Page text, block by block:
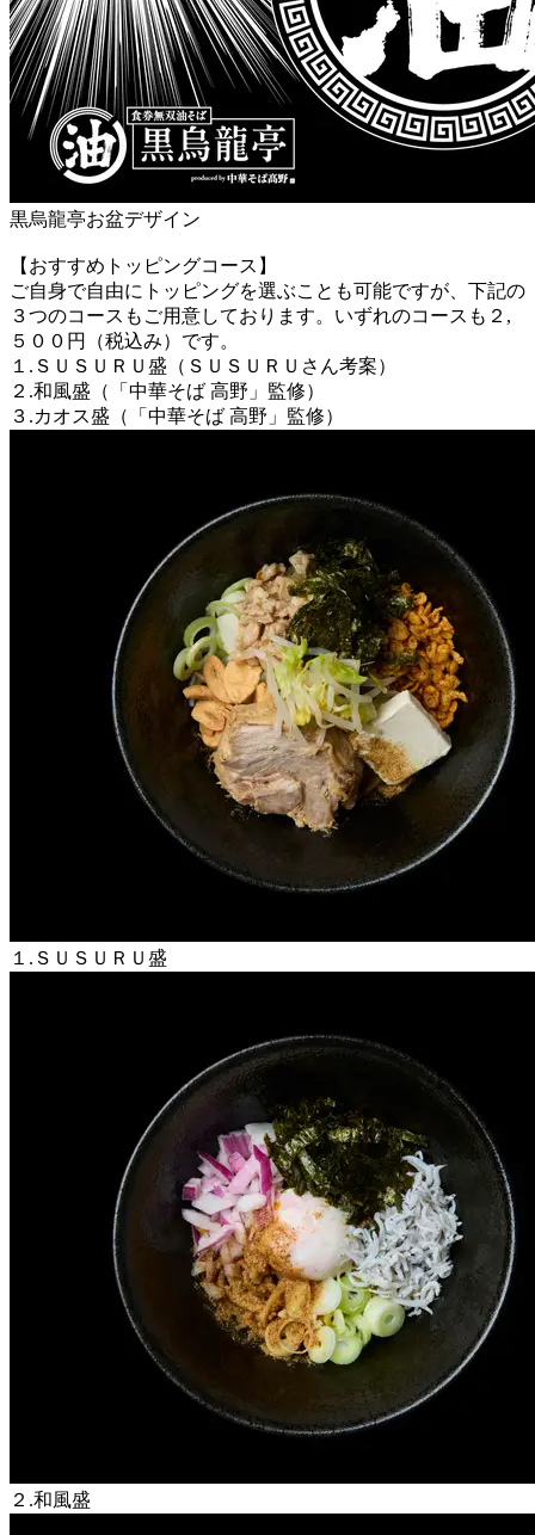
黒烏龍亭お盆デザイン
【おすすめトッピングコース】
ご自身で自由にトッピングを選ぶことも可能ですが、下記の
３つのコースもご用意しております。いずれのコースも２,
５００円（税込み）です。
１.ＳＵＳＵＲＵ盛（ＳＵＳＵＲＵさん考案）
２.和風盛（「中華そば 高野」監修）
３.カオス盛（「中華そば 高野」監修）
１.ＳＵＳＵＲＵ盛
２.和風盛